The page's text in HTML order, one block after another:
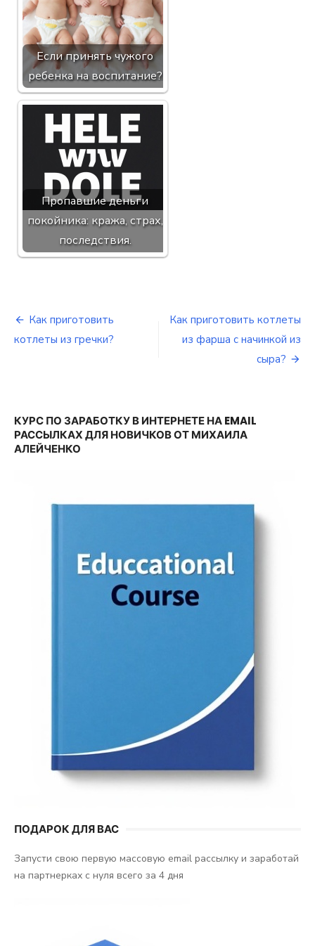
Если принять чужого
ребенка на воспитание?
Пропавшие деньги
покойника: кража, страх,
последствия.
Навигация
Как приготовить
котлеты из гречки?
Как приготовить котлеты
из фарша с начинкой из
сыра?
КУРС ПО ЗАРАБОТКУ В ИНТЕРНЕТЕ НА EMAIL
РАССЫЛКАХ ДЛЯ НОВИЧКОВ ОТ МИХАИЛА
АЛЕЙЧЕНКО
ПОДАРОК ДЛЯ ВАС
Запусти свою первую массовую email рассылку и заработай
на партнерках с нуля всего за 4 дня